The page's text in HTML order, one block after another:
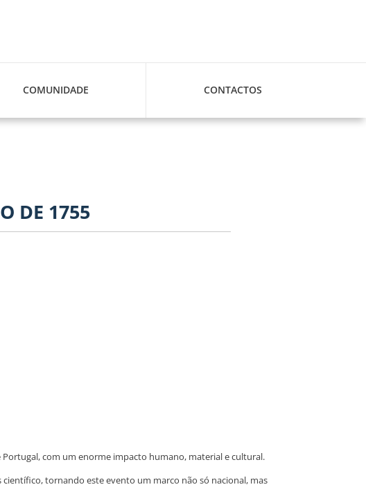
COMUNIDADE CONTACTOS
DE 1755
com um enorme impacto humano, material e cultural.
tornando este evento um marco não só nacional, mas